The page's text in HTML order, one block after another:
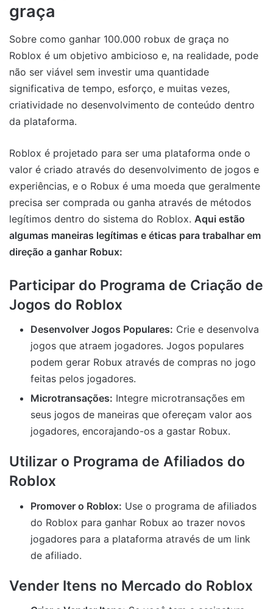
graça
Sobre como ganhar 100.000 robux de graça no
Roblox é um objetivo ambicioso e, na realidade, pode
não ser viável sem investir uma quantidade
significativa de tempo, esforço, e muitas vezes,
criatividade no desenvolvimento de conteúdo dentro
da plataforma.
Roblox é projetado para ser uma plataforma onde o
valor é criado através do desenvolvimento de jogos e
experiências, e o Robux é uma moeda que geralmente
precisa ser comprada ou ganha através de métodos
legítimos dentro do sistema do Roblox. Aqui estão
algumas maneiras legítimas e éticas para trabalhar em
direção a ganhar Robux:
Participar do Programa de Criação de
Jogos do Roblox
Desenvolver Jogos Populares: Crie e desenvolva
jogos que atraem jogadores. Jogos populares
podem gerar Robux através de compras no jogo
feitas pelos jogadores.
Microtransações: Integre microtransações em
seus jogos de maneiras que ofereçam valor aos
jogadores, encorajando-os a gastar Robux.
Utilizar o Programa de Afiliados do
Roblox
Promover o Roblox: Use o programa de afiliados
do Roblox para ganhar Robux ao trazer novos
jogadores para a plataforma através de um link
de afiliado.
Vender Itens no Mercado do Roblox